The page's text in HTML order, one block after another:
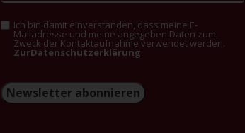
Ich bin damit einverstanden, dass meine E-
Mailadresse und meine angegeben Daten zum
Zweck der Kontaktaufnahme verwendet werden.
ZurDatenschutzerklärung
Newsletter abonnieren